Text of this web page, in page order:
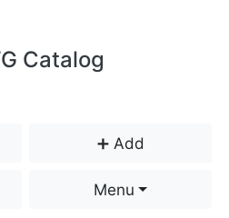
Catalog
➕ Add
Menu